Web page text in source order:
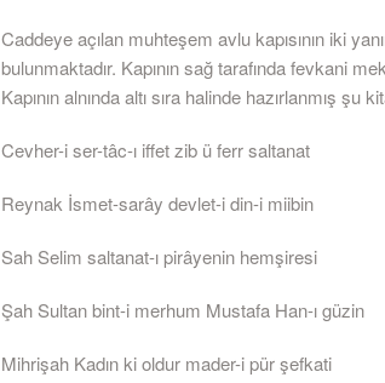
Caddeye açılan muhteşem avlu kapısının iki
bulunmaktadır. Kapının sağ tarafında fevkani
Kapının alnında altı sıra halinde hazırlanmış şu
Cevher-i ser-tâc-ı iffet zib ü ferr saltanat
Reynak İsmet-sarây devlet-i din-i miibin
Sah Selim saltanat-ı pirâyenin hemşiresi
Şah Sultan bint-i merhum Mustafa Han-ı güzin
Mihrişah Kadın ki oldur mader-i pür şefkati